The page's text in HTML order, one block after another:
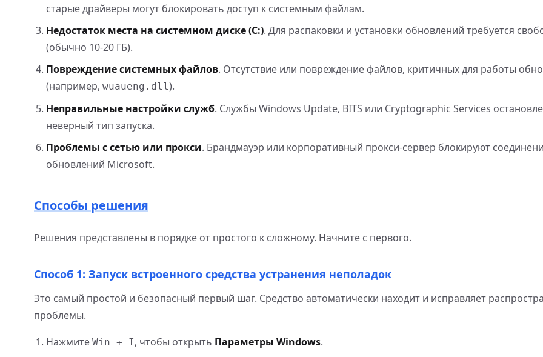
старые драйверы могут блокировать доступ к системным файлам.
Недостаток места на системном диске (C:). Для распаковки и установки обновлений требуется
(обычно 10-20 ГБ).
Повреждение системных файлов. Отсутствие или повреждение файлов, критичных для работы
(например, wuaueng.dll).
Неправильные настройки служб. Службы Windows Update, BITS или Cryptographic Services
неверный тип запуска.
Проблемы с сетью или прокси. Брандмауэр или корпоративный прокси-сервер блокируют
обновлений Microsoft.
Способы решения
Решения представлены в порядке от простого к сложному. Начните с первого.
Способ 1: Запуск встроенного средства устранения неполадок
Это самый простой и безопасный первый шаг. Средство автоматически находит и исправляет
проблемы.
Нажмите Win + I, чтобы открыть Параметры Windows.